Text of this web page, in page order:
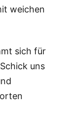
weichen
sich für
uns